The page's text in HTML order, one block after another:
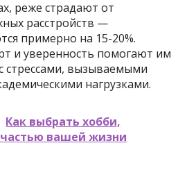
реже страдают от
расстройств —
примерно на 15-20%.
и уверенность помогают им
стрессами, вызываемыми
нагрузками.
Как выбрать хобби,
частью вашей жизни